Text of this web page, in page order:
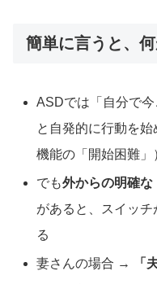
簡単に言うと、
ASDでは「自分で今
と自発的に行動を
機能の「開始困難」
でも外からの明確な
があると、スイッ
る
妻さんの場合 → 「